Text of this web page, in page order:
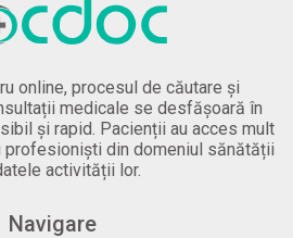
online, procesul de căutare și
medicale se desfășoară în
și rapid. Pacienții au acces mult
profesioniști din domeniul sănătății
activității lor.
Navigare